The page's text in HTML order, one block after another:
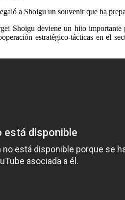
a Shoigu un souvenir que ha
Shoigu deviene un hito
estratégico-tácticas en el